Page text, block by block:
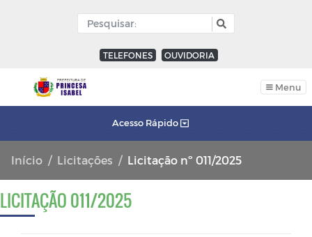
TELEFONES OUVIDORIA
Menu
Acesso Rápido
Início Licitações Licitação nº 011/2025
LICITAÇÃO 011/2025